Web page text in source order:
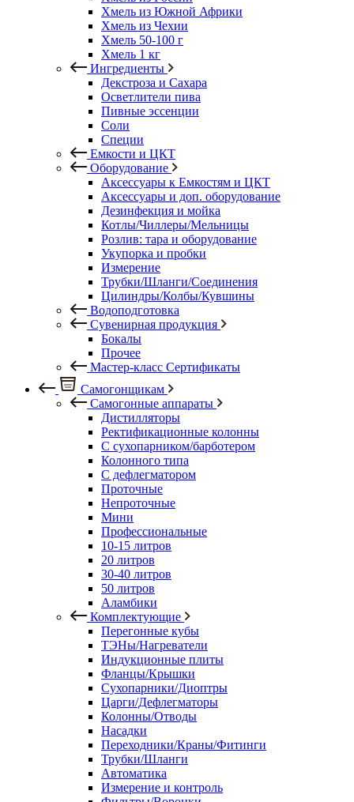
Хмель из Южной Африки
Хмель из Чехии
Хмель 50-100 г
Хмель 1 кг
Ингредиенты
Декстроза и Сахара
Осветлители пива
Пивные эссенции
Соли
Специи
Емкости и ЦКТ
Оборудование
Аксессуары к Емкостям и ЦКТ
Аксессуары и доп. оборудование
Дезинфекция и мойка
Котлы/Чиллеры/Мельницы
Розлив: тара и оборудование
Укупорка и пробки
Измерение
Трубки/Шланги/Соединения
Цилиндры/Колбы/Кувшины
Водоподготовка
Сувенирная продукция
Бокалы
Прочее
Мастер-класс Сертификаты
Самогонщикам
Самогонные аппараты
Дистилляторы
Ректификационные колонны
С сухопарником/барботером
Колонного типа
С дефлегматором
Проточные
Непроточные
Мини
Профессиональные
10-15 литров
20 литров
30-40 литров
50 литров
Аламбики
Комплектующие
Перегонные кубы
ТЭНы/Нагреватели
Индукционные плиты
Фланцы/Крышки
Сухопарники/Диоптры
Царги/Дефлегматоры
Колонны/Отводы
Насадки
Переходники/Краны/Фитинги
Трубки/Шланги
Автоматика
Измерение и контроль